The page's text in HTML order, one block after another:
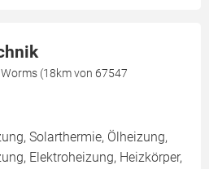
(18km von 67547
Solarthermie, Ölheizung,
Elektroheizung, Heizkörper,